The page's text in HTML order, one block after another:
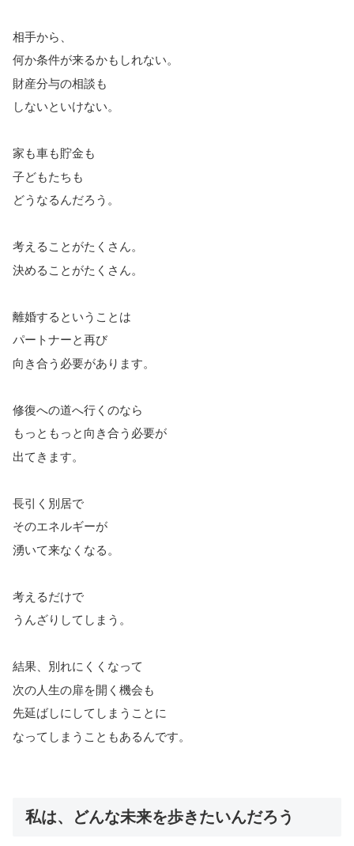
相手から、
何か条件が来るかもしれない。
財産分与の相談も
しないといけない。
家も車も貯金も
子どもたちも
どうなるんだろう。
考えることがたくさん。
決めることがたくさん。
離婚するということは
パートナーと再び
向き合う必要があります。
修復への道へ行くのなら
もっともっと向き合う必要が
出てきます。
長引く別居で
そのエネルギーが
湧いて来なくなる。
考えるだけで
うんざりしてしまう。
結果、別れにくくなって
次の人生の扉を開く機会も
先延ばしにしてしまうことに
なってしまうこともあるんです。
私は、どんな未来を歩きたいんだろう